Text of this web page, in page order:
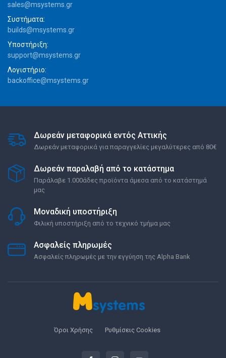
sales@msystems.gr
Συστήματα:
builds@msystems.gr
Υποστήριξη:
support@msystems.gr
Λογιστήριο:
backoffice@msystems.gr
Δωρεάν μεταφορικά εντός Αττικής
Δωρεάν μεταφορικά για παραγγελίες μεγαλύτερες από 80€
Δωρεάν παραλαβή από το κατάστημα
Παράλαβε 1.000άδες προϊόντα άμεσα από το κατάστημά
μας
Μοναδική υποστήριξη
Φιλική υποστήριξη από το τεχνικό τμήμα μας
Ασφαλείς πληρωμές
Ασφαλείς πληρωμές με την εγγύηση της Alpha Bank
Όροι Χρήσης Ρυθμίσεις Cookies